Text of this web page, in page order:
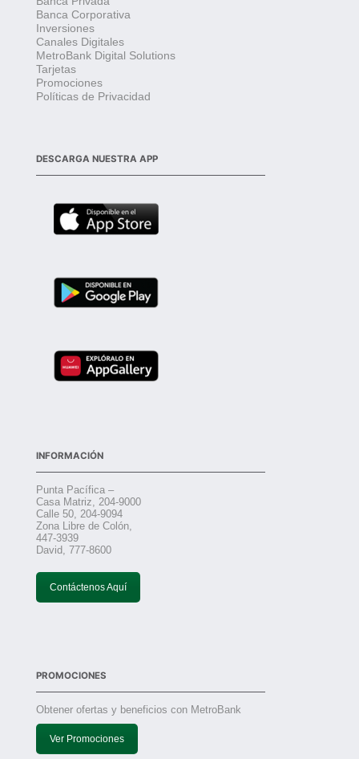
Banca Corporativa
Inversiones
Canales Digitales
MetroBank Digital Solutions
Tarjetas
Promociones
Políticas de Privacidad
DESCARGA NUESTRA APP
INFORMACIÓN
Punta Pacífica –
Casa Matriz, 204-9000
Calle 50, 204-9094
Zona Libre de Colón,
447-3939
David, 777-8600
Contáctenos Aquí
PROMOCIONES
Obtener ofertas y beneficios con MetroBank
Ver Promociones